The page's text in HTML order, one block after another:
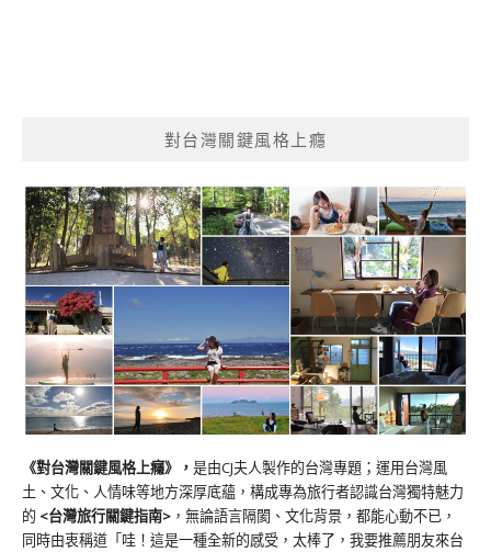
對台灣關鍵風格上癮
《對台灣關鍵風格上癮》 ， 是由CJ夫人製作的台灣專題；運用台灣風
土、文化、人情味等地方深厚底蘊，構成專為旅行者認識台灣獨特魅力
的 <台灣旅行關鍵指南> ，無論語言隔閡、文化背景，都能心動不已，
同時由衷稱道「哇！這是一種全新的感受，太棒了，我要推薦朋友來台